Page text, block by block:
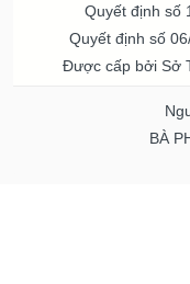
Quyết định số
Quyết định số
Được cấp bởi Sở
BÀ